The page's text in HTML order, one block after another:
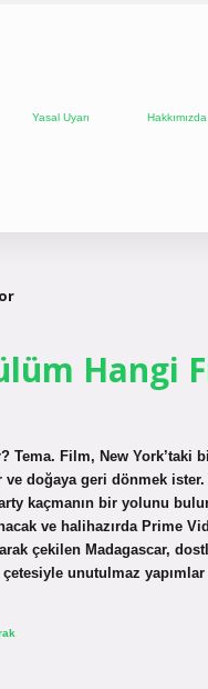
Yasal Uyarı Hakkımızda
Hangi
Film, New York’taki
ve doğaya geri dönmek
kaçmanın bir yolunu
ve halihazırda Prime
çekilen Madagascar,
unutulmaz